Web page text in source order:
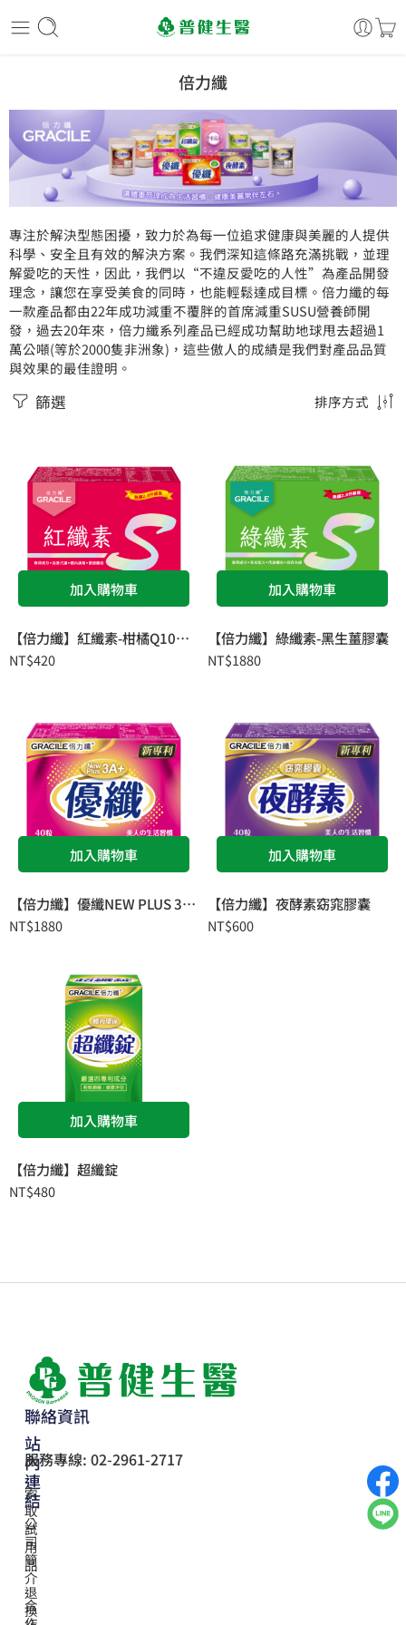
倍力纖
專注於解決型態困擾，致力於為每一位追求健康與美麗的人提供
科學、安全且有效的解決方案。我們深知這條路充滿挑戰，並理
解愛吃的天性，因此，我們以“不違反愛吃的人性”為產品開發
理念，讓您在享受美食的同時，也能輕鬆達成目標。倍力纖的每
一款產品都由22年成功減重不覆胖的首席減重SUSU營養師開
發，過去20年來，倍力纖系列產品已經成功幫助地球甩去超過1
萬公噸(等於2000隻非洲象)，這些傲人的成績是我們對產品品質
與效果的最佳證明。
篩選 排序方式
加入購物車
【倍力纖】紅纖素-柑橘Q10膠囊
NT$420
加入購物車
【倍力纖】綠纖素-黑生薑膠囊
NT$1880
加入購物車
【倍力纖】優纖NEW PLUS 3A+ (膠囊狀食品)
NT$1880
加入購物車
【倍力纖】夜酵素窈窕膠囊
NT$600
加入購物車
【倍力纖】超纖錠
NT$480
站
內
連
結
公
司
簡
介
合
索
取
試
用
品
退
換
聯絡資訊
服務專線: 02-2961-2717